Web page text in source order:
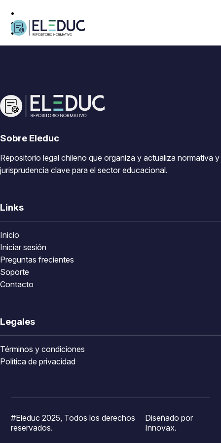
Sobre Eleduc
Repositorio legal chileno que organiza y actualiza normativa y
jurisprudencia clave para el sector educacional.
Links
Inicio
Iniciar sesión
Preguntas frecientes
Soporte
Contacto
Legales
Términos y condiciones
Política de privacidad
#Eleduc 2025, Todos los derechos
reservados.
Diseñado por
Innovax.